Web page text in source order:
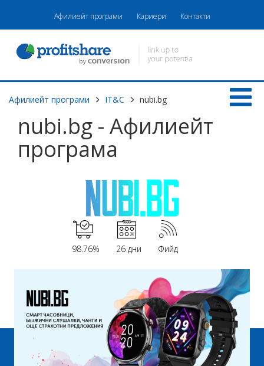
Афилиейт програми Кариери Контакти
Афилиейт програми IT&C nubi.bg
nubi.bg - Афилиейт
програма
98.76% 26 дни Фийд